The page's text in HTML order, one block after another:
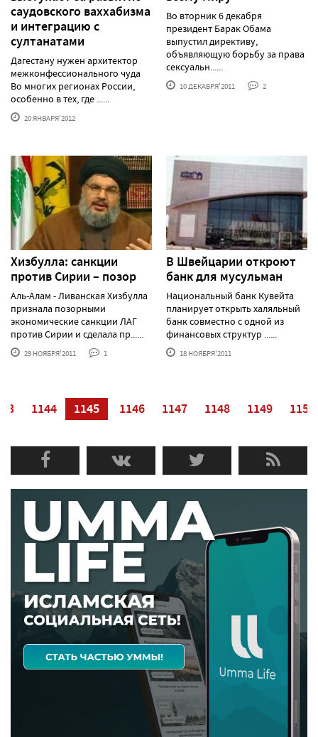
саудовского ваххабизма
и интеграцию с
султанатами
Дагестану нужен архитектор
межконфессионального чуда
Во многих регионах России,
особенно в тех, где ......
20 ЯНВАРЯ'2012
Во вторник 6 декабря
президент Барак Обама
выпустил директиву,
объявляющую борьбу за права
сексуальн......
10 ДЕКАБРЯ'2011 2
Хизбулла: санкции
против Сирии – позор
Аль-Алам - Ливанская Хизбулла
признала позорными
экономические санкции ЛАГ
против Сирии и сделала пр......
29 НОЯБРЯ'2011 1
В Швейцарии откроют
банк для мусульман
Национальный банк Кувейта
планирует открыть халяльный
банк совместно с одной из
финансовых структур ......
18 НОЯБРЯ'2011
1144 1145 1146 1147 1148 1149 1150